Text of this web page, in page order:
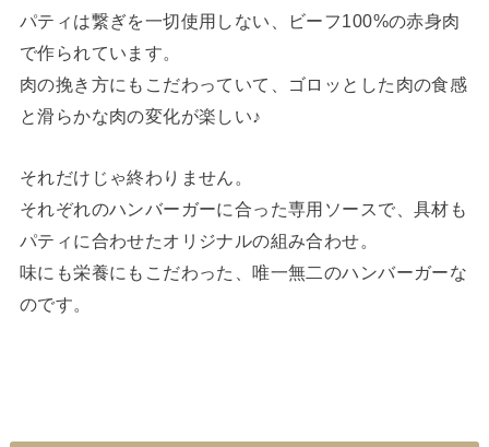
パティは繋ぎを一切使用しない、ビーフ100%の赤身肉
で作られています。
肉の挽き方にもこだわっていて、ゴロッとした肉の食感
と滑らかな肉の変化が楽しい♪
それだけじゃ終わりません。
それぞれのハンバーガーに合った専用ソースで、具材も
パティに合わせたオリジナルの組み合わせ。
味にも栄養にもこだわった、唯一無二のハンバーガーな
のです。